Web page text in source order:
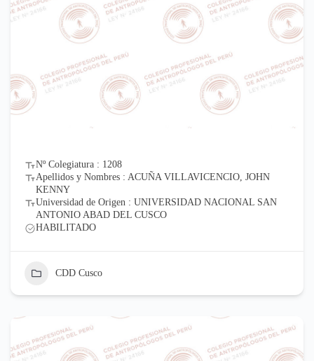
Nº Colegiatura : 1208
Apellidos y Nombres : ACUÑA VILLAVICENCIO, JOHN
KENNY
Universidad de Origen : UNIVERSIDAD NACIONAL SAN
ANTONIO ABAD DEL CUSCO
HABILITADO
CDD Cusco